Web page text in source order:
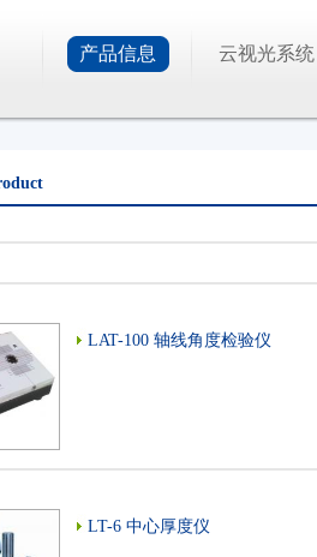
产品信息 云视光系统
LAT-100 轴线角度检验仪
LT-6 中心厚度仪